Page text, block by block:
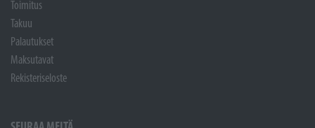
Toimitus
Takuu
Palautukset
Maksutavat
Rekisteriseloste